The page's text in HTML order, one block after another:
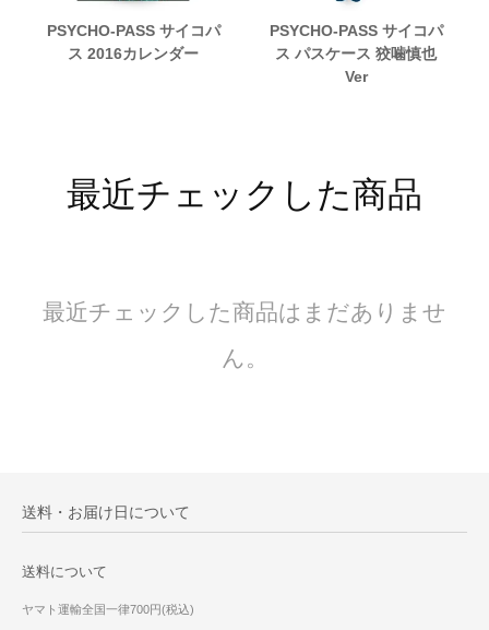
PSYCHO-PASS サイコパ
ス 2016カレンダー
PSYCHO-PASS サイコパ
ス パスケース 狡噛慎也
Ver
最近チェックした商品
最近チェックした商品はまだありませ
ん。
送料・お届け日について
送料について
ヤマト運輸全国一律700円(税込)